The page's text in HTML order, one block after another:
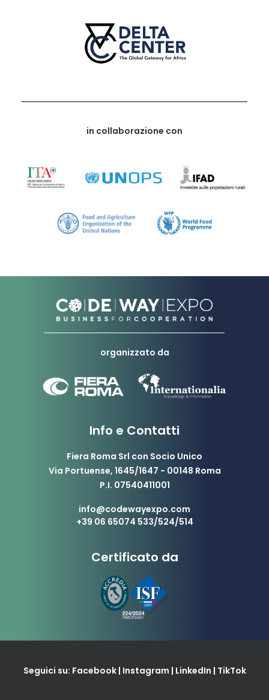
in collaborazione con
organizzato da
Info e Contatti
Fiera Roma Srl con Socio Unico
Via Portuense, 1645/1647 - 00148 Roma
P.I. 07540411001
info@codewayexpo.com
+39 06 65074 533/524/514
Certificato da
Seguici su: Facebook| Instagram | LinkedIn | TikTok